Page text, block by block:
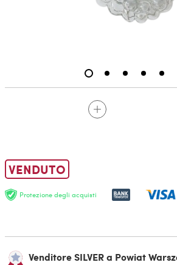
VENDUTO
Protezione degli acquisti
Venditore SILVER a Powiat